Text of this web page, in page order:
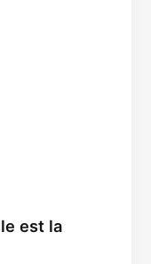
est la